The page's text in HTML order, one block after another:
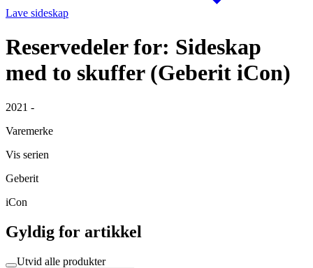
Lave sideskap
Reservedeler for: Sideskap
med to skuffer (Geberit iCon)
2021 -
Varemerke
Vis serien
Geberit
iCon
Gyldig for artikkel
Utvid alle produkter